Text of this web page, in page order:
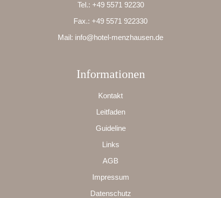
Tel.: +49 5571 92230
Fax.: +49 5571 922330
Mail: info@hotel-menzhausen.de
Informationen
Kontakt
Leitfaden
Guideline
Links
AGB
Impressum
Datenschutz